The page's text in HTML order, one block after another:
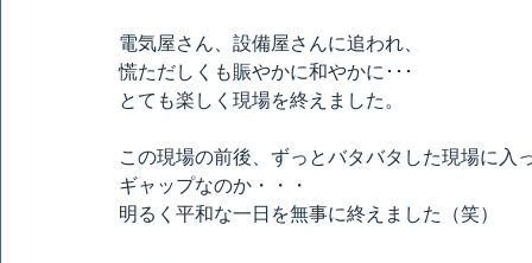
電気屋さん、設備屋さんに追われ、
慌ただしくも賑やかに和やかに･･･
とても楽しく現場を終えました。
この現場の前後、ずっとバタバタした現場に入
ギャップなのか・・・
明るく平和な一日を無事に終えました（笑）